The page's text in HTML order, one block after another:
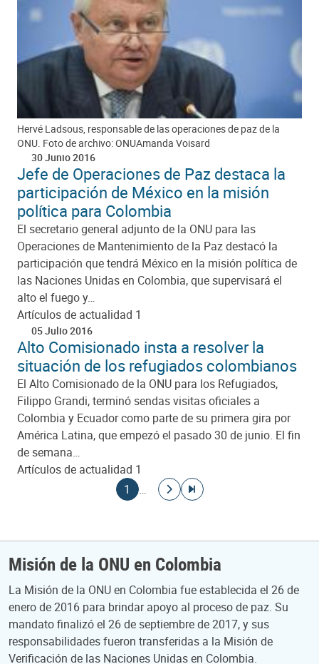
Hervé Ladsous, responsable de las operaciones de paz de la
ONU. Foto de archivo: ONUAmanda Voisard
30 Junio 2016
Jefe de Operaciones de Paz destaca la
participación de México en la misión
política para Colombia
El secretario general adjunto de la ONU para las
Operaciones de Mantenimiento de la Paz destacó la
participación que tendrá México en la misión política de
las Naciones Unidas en Colombia, que supervisará el
alto el fuego y…
Artículos de actualidad 1
05 Julio 2016
Alto Comisionado insta a resolver la
situación de los refugiados colombianos
El Alto Comisionado de la ONU para los Refugiados,
Filippo Grandi, terminó sendas visitas oficiales a
Colombia y Ecuador como parte de su primera gira por
América Latina, que empezó el pasado 30 de junio. El fin
de semana…
Artículos de actualidad 1
Página actual
1 …
Ir a la página siguiente
Ir a la última página
Misión de la ONU en Colombia
La Misión de la ONU en Colombia fue establecida el 26 de
enero de 2016 para brindar apoyo al proceso de paz. Su
mandato finalizó el 26 de septiembre de 2017, y sus
responsabilidades fueron transferidas a la Misión de
Verificación de las Naciones Unidas en Colombia.